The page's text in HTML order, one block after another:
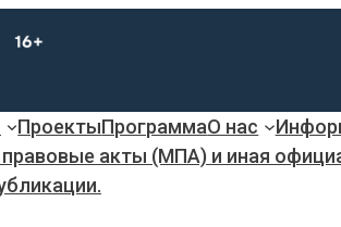
ПроектыПрограммаО нас
акты (МПА) и иная